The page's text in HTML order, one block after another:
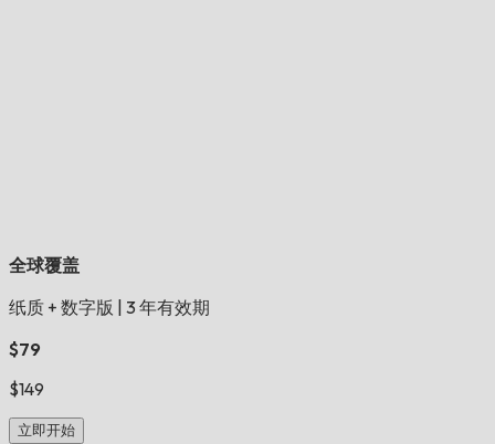
全球覆盖
纸质 + 数字版
3 年有效期
$79
$149
立即开始